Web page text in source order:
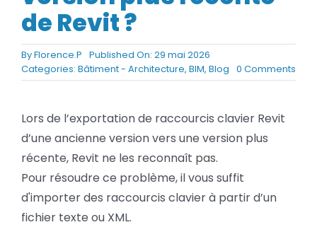
BLOG
SOCIETE
de Revit ?
ByFlorence.P Published On: 29 mai 2026
Categories: Bâtiment - Architecture, BIM, Blog 0 Commentson
Lors de l’exportation de raccourcis clavier Revit
d’une ancienne version vers une version plus
récente, Revit ne les reconnaît pas.
Pour résoudre ce problème, il vous suffit
d'importer des raccourcis clavier à partir d’un
fichier texte ou XML.